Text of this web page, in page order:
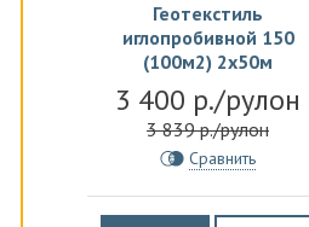
Геотекстиль
иглопробивной 150
(100м2) 2х50м
3 400 р./рулон
3 839 р./рулон
Сравнить